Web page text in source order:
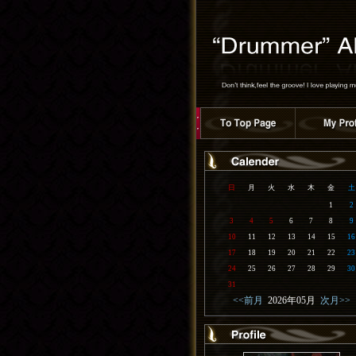
日 月 火 水 木 金 土
1
2
3
4 5 6 7 8
9
10
11 12 13 14 15
16
17
18 19 20 21 22
23
24
25 26 27 28 29
30
31
<<前月 2026年05月 次月>>